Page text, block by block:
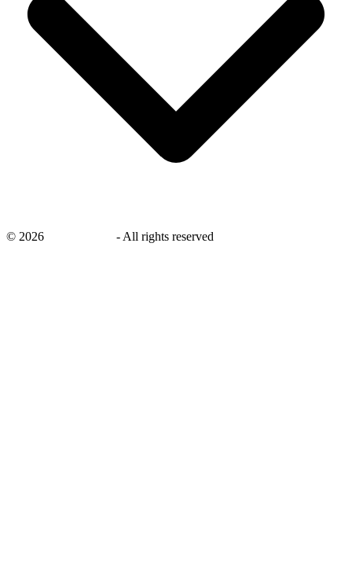
© 2026 - All rights reserved